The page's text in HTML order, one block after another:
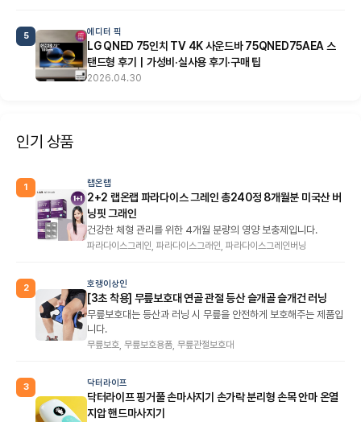
5 에디터 픽
LG QNED 75인치 TV 4K 사운드바 75QNED75AEA 스
탠드형 후기｜가성비·실사용 후기·구매 팁
2026.04.30
인기 상품
1 랩온랩
2+2 랩온랩 파라다이스 그레인 총240정 8개월분 미국산 버
닝핏 그래인
건강한 체형 관리를 위한 4개월 분량의 영양 보충제입니다.
파라다이스그레인, 파라다이스그래인, 파라다이스그레인버닝
2 호랭이상인
[3초 착용] 무릎보호대 연골 관절 등산 슬개골 슬개건 러닝
무릎보호대는 등산과 러닝 시 무릎을 안전하게 보호해주는 제품입
니다.
무릎보호, 무릎보호용품, 무릎관절보호대
3 닥터라이프
닥터라이프 핑거풀 손마사지기 손가락 분리형 손목 안마 온열
지압 핸드마사지기